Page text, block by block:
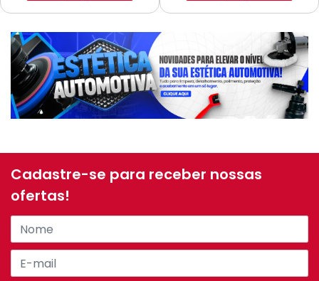
Cadastre-se para receber nossas
ofertas!